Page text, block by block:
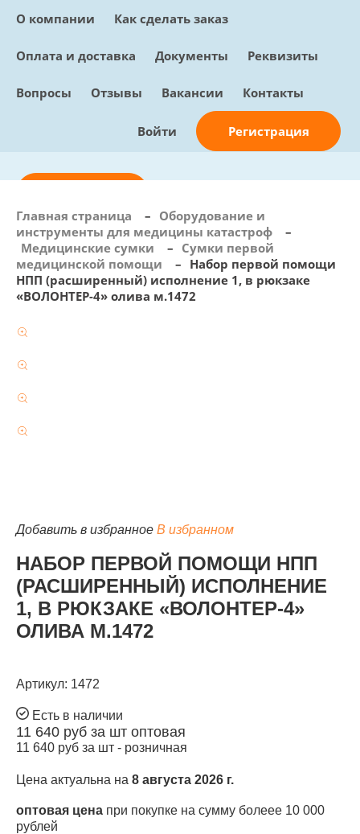
О компании Как сделать заказ
Оплата и доставка Документы Реквизиты
Вопросы Отзывы Вакансии Контакты
Войти Регистрация
info@sunmed.ru
Пн – Пт: с 10:00 - 18:00
+7 (495) 730-90-25
Перезвоните мне
Главная страница – Оборудование и
инструменты для медицины катастроф
–
Медицинские сумки
– Сумки первой
медицинской помощи
– Набор первой помощи
НПП (расширенный) исполнение 1, в рюкзаке
«ВОЛОНТЕР-4» олива м.1472
Добавить в избранное В избранном
НАБОР ПЕРВОЙ ПОМОЩИ НПП
(РАСШИРЕННЫЙ) ИСПОЛНЕНИЕ
1, В РЮКЗАКЕ «ВОЛОНТЕР-4»
ОЛИВА М.1472
Артикул: 1472
Есть в наличии
11 640 руб за шт оптовая
11 640 руб за шт - розничная
Цена актуальна на 8 августа 2026 г.
оптовая цена при покупке на сумму болеее 10 000
рублей